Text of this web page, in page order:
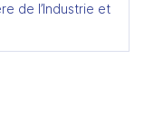
de l’Industrie et